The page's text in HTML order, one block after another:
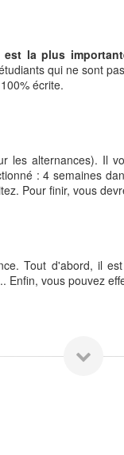
est la plus
qui ne sont
écrite.
les alternances). Il
: 4 semaines
Pour finir, vous
Tout d'abord, il
vous pouvez